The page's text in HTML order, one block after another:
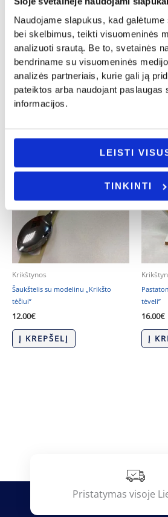
Naudojame slapukus, kad
bei skelbimus, teikti visuomeninės
analizuoti srautą. Be to, svetainės
bendriname su visuomeninės
analizės partneriais, kurie gali ją
pateiktos arba naudojant paslaugas
informacijos.
LEISTI
TINKINTI
Vestuvės
Smeigtukas į tortą „Meilė yra saldi”
5.00€
- PASIRINKITE
VARIANTĄ
14.00€
-
Krikštynos
Šaukštelis su modelinu „Krikšto
tėčiui”
12.00€
Į KREPŠELĮ
tėveli”
16.00€
Į
Pristatymas visoje